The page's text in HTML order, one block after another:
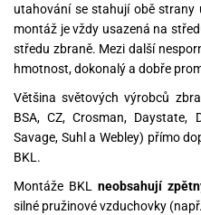
utahování se stahují obě strany
montáž je vždy usazená na
středu zbraně. Mezi další
hmotnost, dokonalý a dobře
Většina světových výrobců
BSA, CZ, Crosman, Daystate,
Savage, Suhl a Webley) přímo
BKL.
Montáže BKLneobsahují
silné pružinové vzduchovky